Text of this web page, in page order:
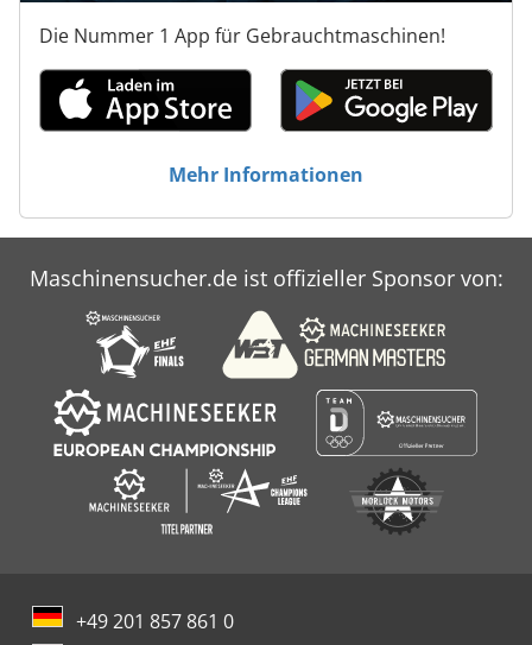
Die Nummer 1 App für Gebrauchtmaschinen!
Mehr Informationen
Maschinensucher.de ist offizieller Sponsor von:
+49 201 857 861 0